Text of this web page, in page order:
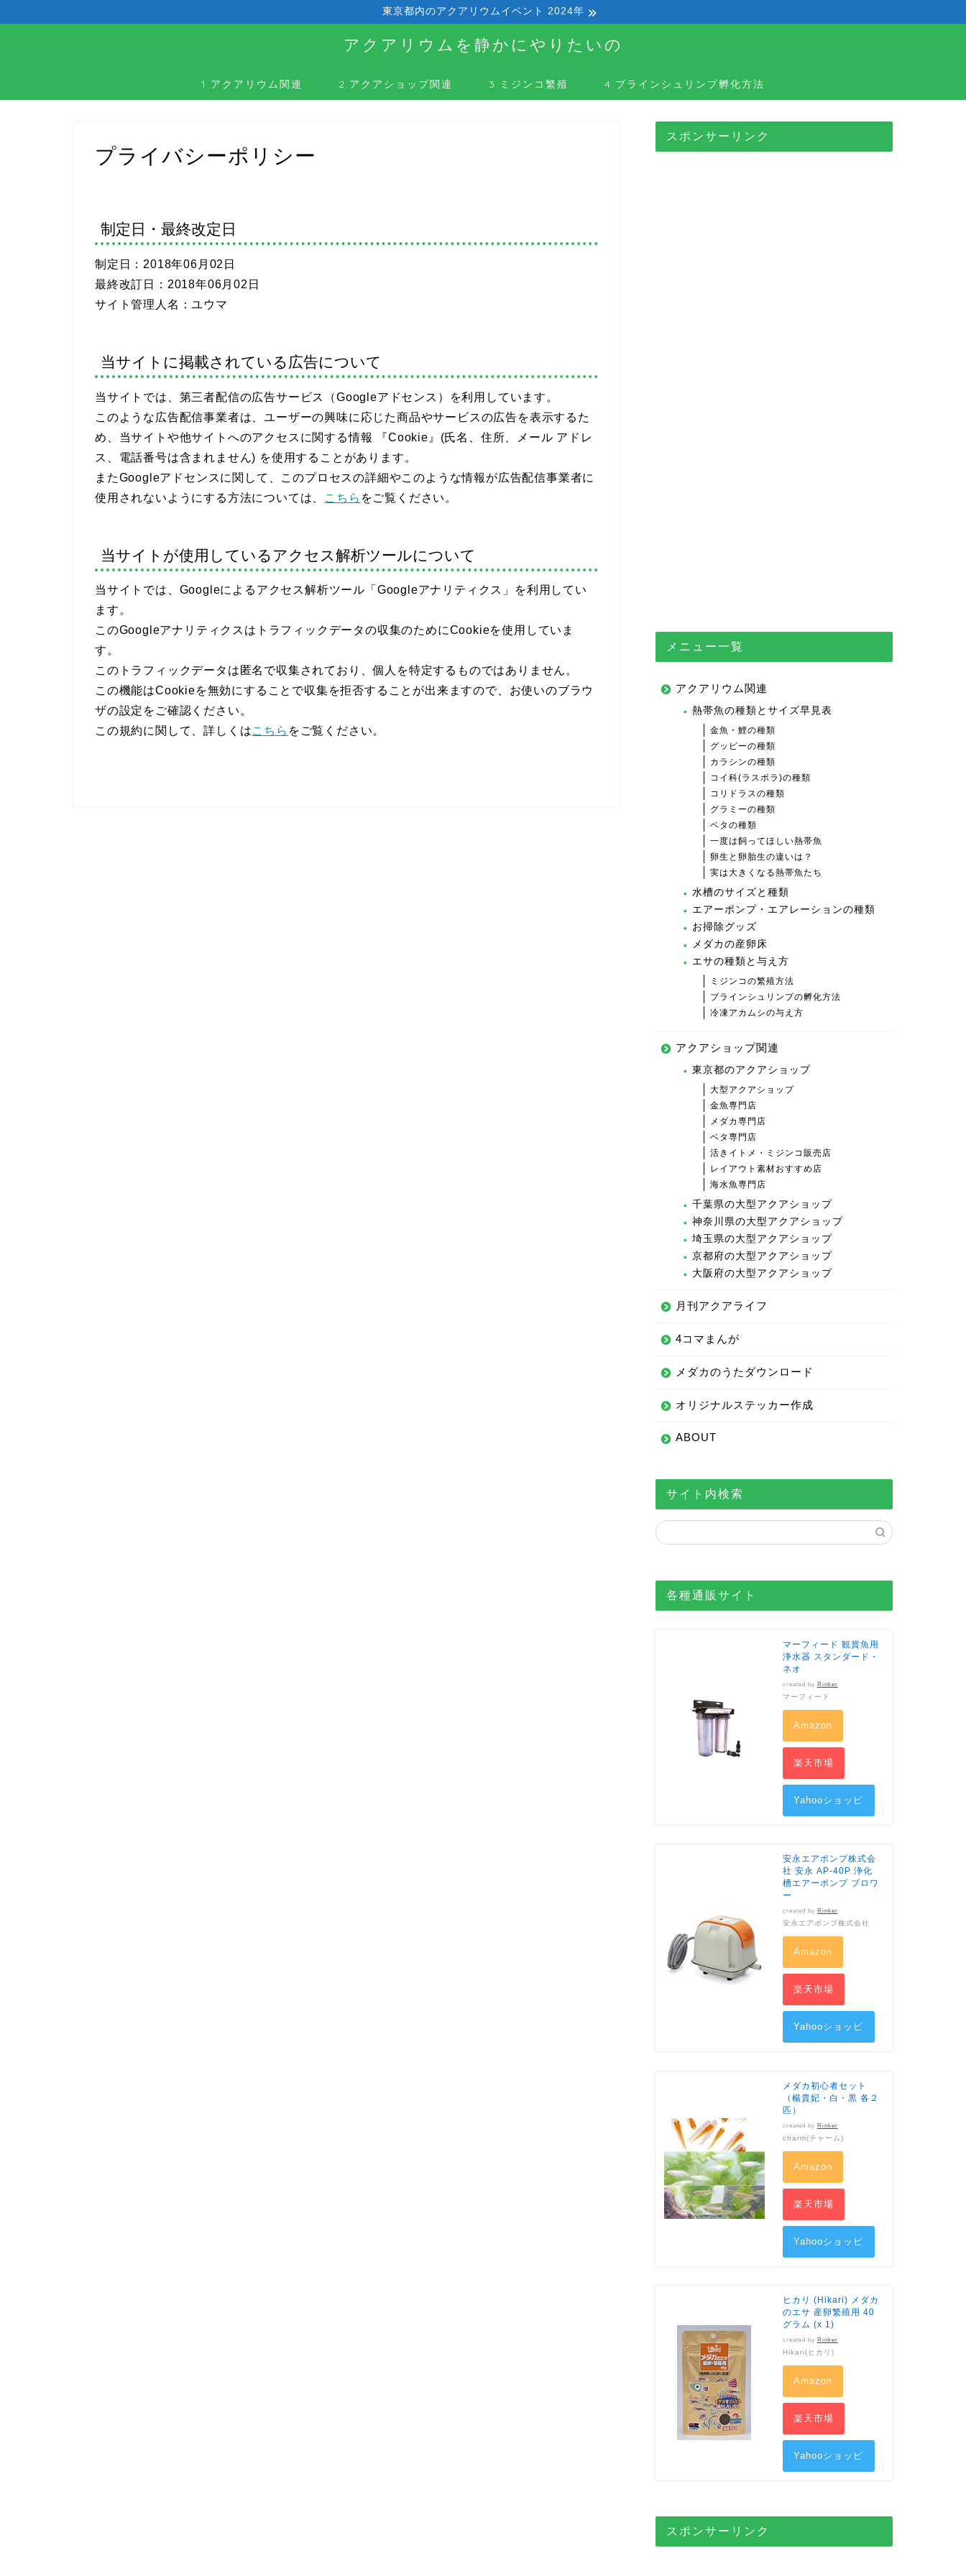
東京都内のアクアリウムイベント 2024年
アクアリウムを静かにやりたいの
1.アクアリウム関連 2.アクアショップ関連 3.ミジンコ繁殖 4.ブラインシュリンプ孵化方法
プライバシーポリシー
制定日・最終改定日
制定日：2018年06月02日
最終改訂日：2018年06月02日
サイト管理人名：ユウマ
当サイトに掲載されている広告について
当サイトでは、第三者配信の広告サービス（Googleアドセンス）を利用しています。
このような広告配信事業者は、ユーザーの興味に応じた商品やサービスの広告を表示するた
め、当サイトや他サイトへのアクセスに関する情報 『Cookie』(氏名、住所、メール アドレ
ス、電話番号は含まれません) を使用することがあります。
またGoogleアドセンスに関して、このプロセスの詳細やこのような情報が広告配信事業者に
使用されないようにする方法については、
こちら をご覧ください。
当サイトが使用しているアクセス解析ツールについて
当サイトでは、Googleによるアクセス解析ツール「Googleアナリティクス」を利用してい
ます。
このGoogleアナリティクスはトラフィックデータの収集のためにCookieを使用していま
す。
このトラフィックデータは匿名で収集されており、個人を特定するものではありません。
この機能はCookieを無効にすることで収集を拒否することが出来ますので、お使いのブラウ
ザの設定をご確認ください。
この規約に関して、詳しくはこちら をご覧ください。
スポンサーリンク
メニュー一覧
アクアリウム関連
熱帯魚の種類とサイズ早見表
金魚・鯉の種類
グッピーの種類
カラシンの種類
コイ科(ラスボラ)の種類
コリドラスの種類
グラミーの種類
ベタの種類
一度は飼ってほしい熱帯魚
卵生と卵胎生の違いは？
実は大きくなる熱帯魚たち
水槽のサイズと種類
エアーポンプ・エアレーションの種類
お掃除グッズ
メダカの産卵床
エサの種類と与え方
ミジンコの繁殖方法
ブラインシュリンプの孵化方法
冷凍アカムシの与え方
アクアショップ関連
東京都のアクアショップ
大型アクアショップ
金魚専門店
メダカ専門店
ベタ専門店
活きイトメ・ミジンコ販売店
レイアウト素材おすすめ店
海水魚専門店
千葉県の大型アクアショップ
神奈川県の大型アクアショップ
埼玉県の大型アクアショップ
京都府の大型アクアショップ
大阪府の大型アクアショップ
月刊アクアライフ
4コマまんが
メダカのうたダウンロード
オリジナルステッカー作成
ABOUT
サイト内検索
各種通販サイト
マーフィード 観賞魚用
浄水器 スタンダード・
ネオ
created by Rinker
マーフィード
Amazon
楽天市場
Yahooショッピ
安永エアポンプ株式会
社 安永 AP-40P 浄化
槽エアーポンプ ブロワ
ー
created by Rinker
安永エアポンプ株式会社
Amazon
楽天市場
Yahooショッピ
メダカ初心者セット
（楊貴妃・白・黒 各２
匹）
created by Rinker
charm(チャーム)
Amazon
楽天市場
Yahooショッピ
ヒカリ (Hikari) メダカ
のエサ 産卵繁殖用 40
グラム (x 1)
created by Rinker
Hikari(ヒカリ)
Amazon
楽天市場
Yahooショッピ
スポンサーリンク